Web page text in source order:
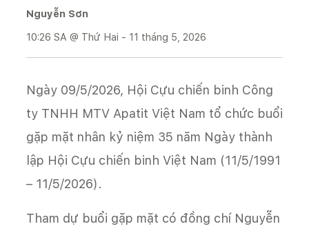
Nguyễn Sơn
10:26 SA @ Thứ Hai - 11 tháng 5, 2026
Ngày 09/5/2026, Hội Cựu chiến binh Công
ty TNHH MTV Apatit Việt Nam tổ chức buổi
gặp mặt nhân kỷ niệm 35 năm Ngày thành
lập Hội Cựu chiến binh Việt Nam (11/5/1991
– 11/5/2026).
Tham dự buổi gặp mặt có đồng chí Nguyễn